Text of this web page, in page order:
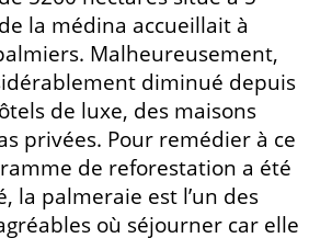
la médina accueillait à
Malheureusement,
diminué depuis
de luxe, des maisons
privées. Pour remédier à ce
de reforestation a été
la palmeraie est l’un des
où séjourner car elle